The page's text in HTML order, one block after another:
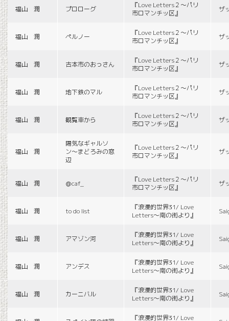
福山 潤 プロローグ
『Love Letters２〜パリ
市ロマンチッ区』
ザ
福山 潤 ペルノー
『Love Letters２〜パリ
市ロマンチッ区』
ザ
福山 潤 古本市のおっさん
『Love Letters２〜パリ
市ロマンチッ区』
ザ
福山 潤 地下鉄のマル
『Love Letters２〜パリ
市ロマンチッ区』
ザ
福山 潤 観覧車から
『Love Letters２〜パリ
市ロマンチッ区』
ザ
福山 潤
陽気なギャルソ
ン〜まどろみの窓
辺
『Love Letters２〜パリ
市ロマンチッ区』
ザ
福山 潤 ＠caf_
『Love Letters２〜パリ
市ロマンチッ区』
ザ
福山 潤 to do list
『浪漫的世界31/ Love
Letters〜南の街より』
福山 潤 アマゾン河
『浪漫的世界31/ Love
Letters〜南の街より』
福山 潤 アンデス
『浪漫的世界31/ Love
Letters〜南の街より』
福山 潤 カーニバル
『浪漫的世界31/ Love
Letters〜南の街より』
『浪漫的世界31/ Love